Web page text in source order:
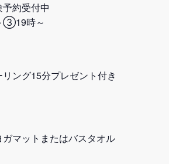
約受付中
時～
ング15分プレゼント付き
マットまたはバスタオル